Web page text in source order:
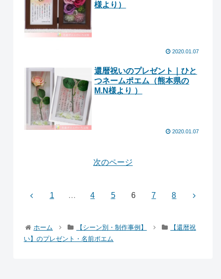
様より ）
2020.01.07
還暦祝いのプレゼント｜ひと
つネームポエム（熊本県の
M.N様より ）
2020.01.07
次のページ
1 … 4 5 6 7 8
ホーム 【シーン別・制作事例】
【還暦祝
い】のプレゼント・名前ポエム